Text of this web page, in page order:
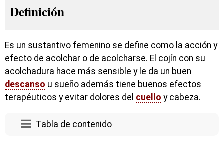
Definición
Es un sustantivo femenino se define como la acción y
efecto de acolchar o de acolcharse. El cojín con su
acolchadura hace más sensible y le da un buen
descanso u sueño además tiene buenos efectos
terapéuticos y evitar dolores del cuello y cabeza.
Tabla de contenido